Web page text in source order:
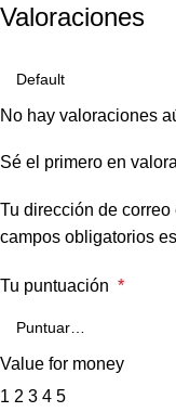
Valoraciones
No hay valoraciones
Sé el primero en
Tu dirección de
campos obligatorios
Tu puntuación *
Value for money
1 2 3 4 5